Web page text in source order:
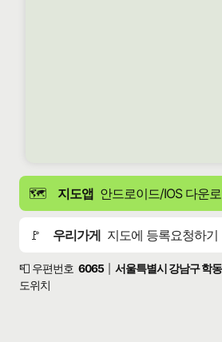
🗺️ 지도앱 안드로이드/IOS 다운
🚩 우리가게 지도에 등록요청하기
📮 우편번호 6065 서울특별시 강남구 학
도위치